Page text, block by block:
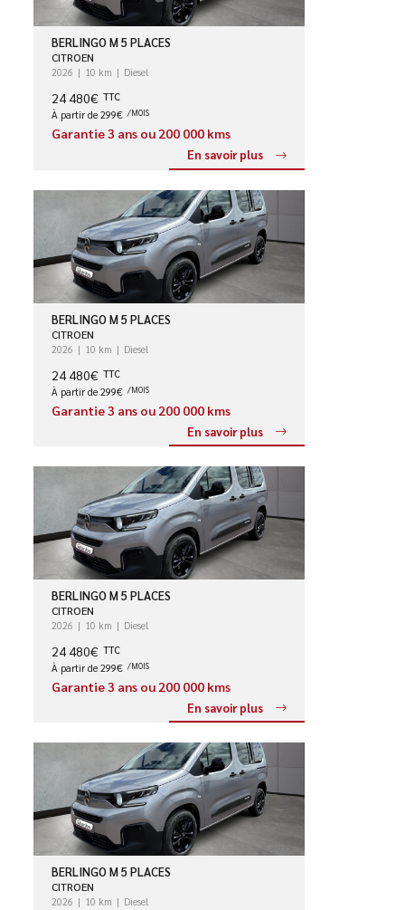
BERLINGO M 5 PLACES
CITROEN
2026 10 km Diesel
24 480€ TTC
À partir de 299€ /MOIS
Garantie 3 ans ou 200 000 kms
En savoir plus
BERLINGO M 5 PLACES
CITROEN
2026 10 km Diesel
24 480€ TTC
À partir de 299€ /MOIS
Garantie 3 ans ou 200 000 kms
En savoir plus
BERLINGO M 5 PLACES
CITROEN
2026 10 km Diesel
24 480€ TTC
À partir de 299€ /MOIS
Garantie 3 ans ou 200 000 kms
En savoir plus
BERLINGO M 5 PLACES
CITROEN
2026 10 km Diesel